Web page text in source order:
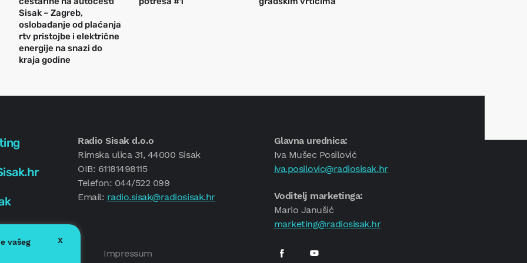
Sisak – Zagreb,
oslobađanje od plaćanja
rtv pristojbe i električne
energije na snazi do
kraja godine
Radio Sisak d.o.o
Rimska ulica 31, 44000 Sisak
OIB: 61181498115
Telefon: 044/522 099
Email: radio.sisak@radiosisak.hr
Glavna urednica:
Iva Mušec Posilović
iva.posilovic@radiosisak.hr
Voditelj marketinga:
Mario Janušić
marketing@radiosisak.hr
Impressum
vašeg
X